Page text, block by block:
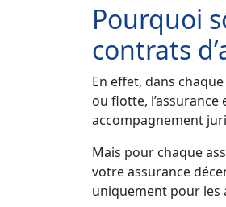
Pourquoi
contrats
En effet, dans
ou flotte, l’assurance
accompagnement
Mais pour chaque
votre assurance
uniquement pour les